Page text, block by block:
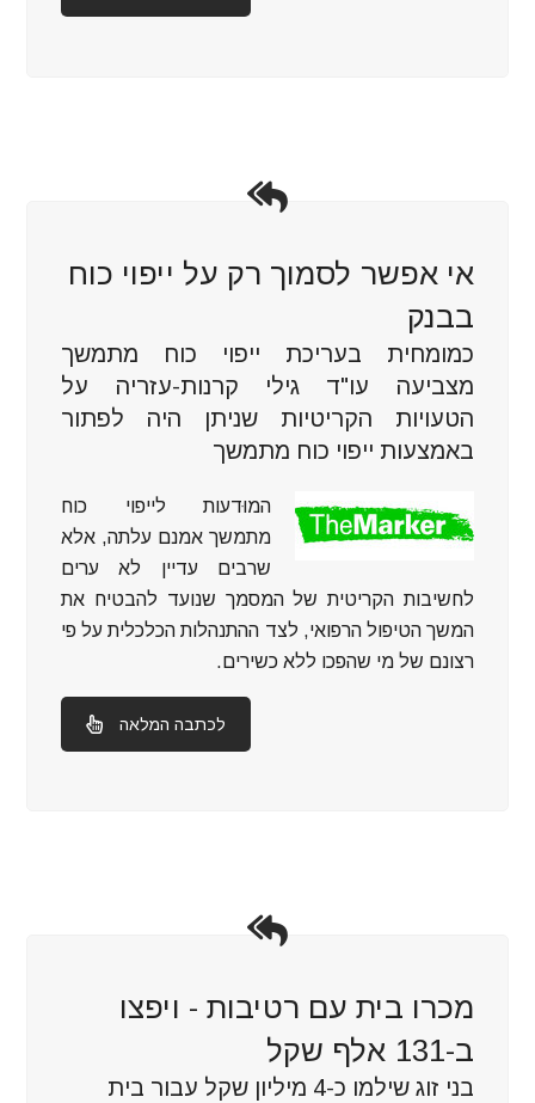
אי אפשר לסמוך רק על ייפוי כוח
בבנק
כמומחית בעריכת ייפוי כוח מתמשך
מצביעה עו"ד גילי קרנות-עזריה על
הטעויות הקריטיות שניתן היה לפתור
באמצעות ייפוי כוח מתמשך
המוּדעות לייפוי כוח
מתמשך אמנם עלתה, אלא
שרבים עדיין לא ערים
לחשיבות הקריטית של המסמך שנועד להבטיח את
המשך הטיפול הרפואי, לצד ההתנהלות הכלכלית על פי
רצונם של מי שהפכו ללא כשירים.
לכתבה המלאה
מכרו בית עם רטיבות - ויפצו
ב-131 אלף שקל
בני זוג שילמו כ-4 מיליון שקל עבור בית